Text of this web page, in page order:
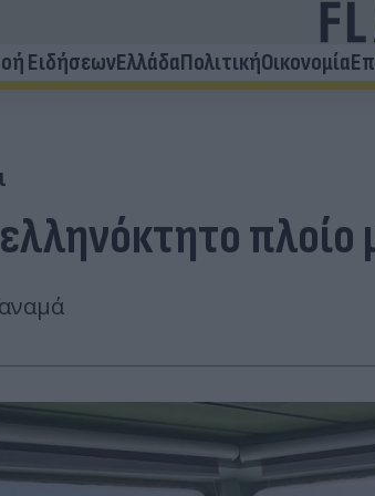
ΕιδήσεωνΕλλάδαΠολιτικήΟικονομία
πλοίο